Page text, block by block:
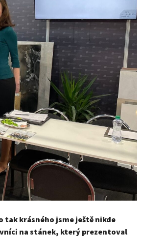
tak krásného jsme ještě nikde
na stánek, který prezentoval